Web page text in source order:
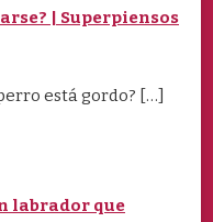
| Superpiensos
está gordo? […]
labrador que